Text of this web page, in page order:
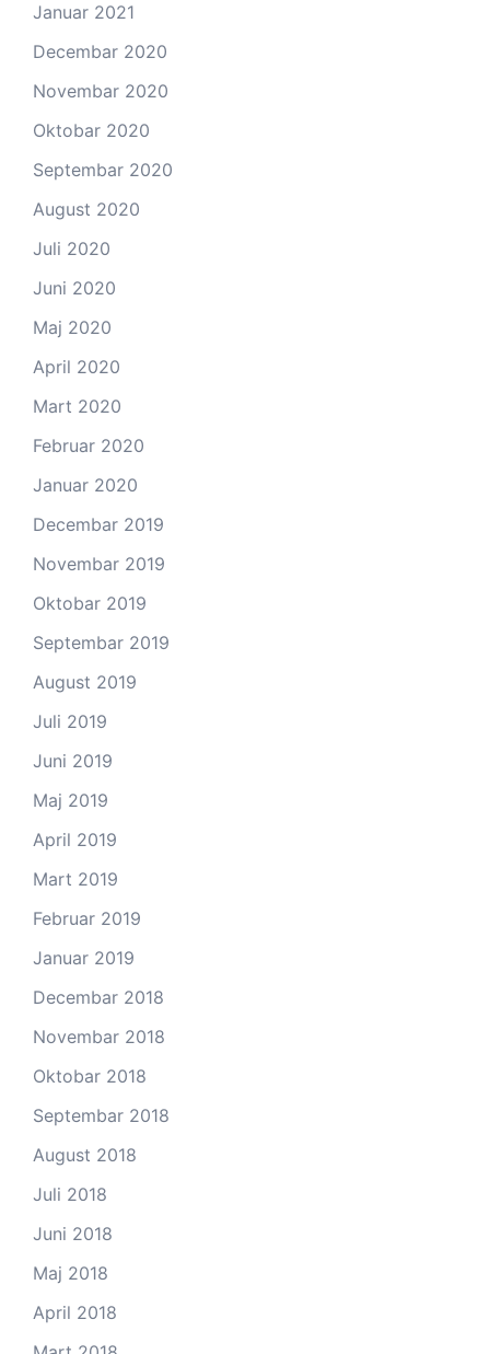
Januar 2021
Decembar 2020
Novembar 2020
Oktobar 2020
Septembar 2020
August 2020
Juli 2020
Juni 2020
Maj 2020
April 2020
Mart 2020
Februar 2020
Januar 2020
Decembar 2019
Novembar 2019
Oktobar 2019
Septembar 2019
August 2019
Juli 2019
Juni 2019
Maj 2019
April 2019
Mart 2019
Februar 2019
Januar 2019
Decembar 2018
Novembar 2018
Oktobar 2018
Septembar 2018
August 2018
Juli 2018
Juni 2018
Maj 2018
April 2018